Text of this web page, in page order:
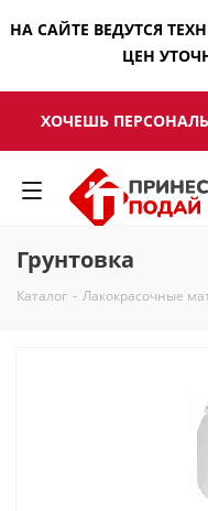
НА САЙТЕ ВЕДУТСЯ
ЦЕН
ХОЧЕШЬ
Грунтовка
Каталог - Лакокрасочные